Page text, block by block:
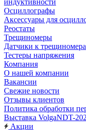
индуктивности
Осциллографы
Аксессуары для
Реостаты
Трещиномеры
Датчики к
Тестеры напряжения
Компания
О нашей компании
Вакансии
Свежие новости
Отзывы клиентов
Политика обработки
Выставка VolgaNDT-
Акции